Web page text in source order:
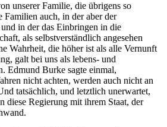
unserer Familie, die übrigens so
Familien auch, in der aber der
in der das Einbringen in die
als selbstverständlich angesehen
Wahrheit, die höher ist als alle Vernunft
galt bei uns als lebens- und
Edmund Burke sagte einmal,
nicht achten, werden auch nicht an
tatsächlich, und letztlich unerwartet,
diese Regierung mit ihrem Staat, der